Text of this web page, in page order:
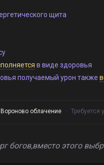
щита
в виде здоровья
получаемый урон также
облачение · Требуется
богов,вместо этого